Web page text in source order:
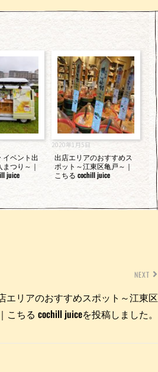
イベント出
つり～｜
juice
2020年1月5日
出店エリアのおすすめス
ポット～江東区亀戸～｜
こちる cochill juice
NEXT
エリアのおすすめスポット～江東区
こちる cochill juiceを投稿しました。